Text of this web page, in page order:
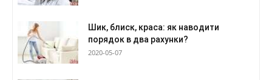
Шик, блиск, краса: як наводити
порядок в два рахунки?
2020-05-07